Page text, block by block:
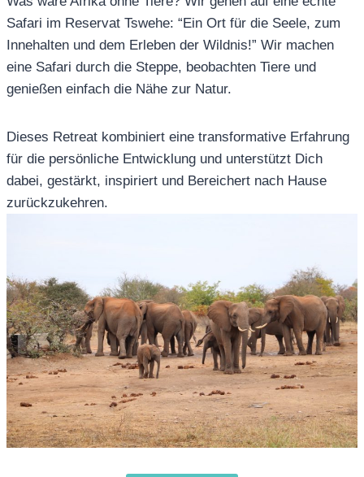
Safari im Reservat Tswehe: “Ein Ort für die Seele, zum
Innehalten und dem Erleben der Wildnis!” Wir machen
eine Safari durch die Steppe, beobachten Tiere und
genießen einfach die Nähe zur Natur.
Dieses Retreat kombiniert eine transformative Erfahrung
für die persönliche Entwicklung und unterstützt Dich
dabei, gestärkt, inspiriert und Bereichert nach Hause
zurückzukehren.